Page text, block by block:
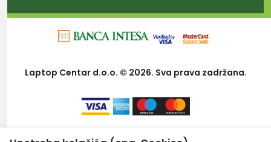
Laptop Centar d.o.o. © 2026. Sva prava zadržana.